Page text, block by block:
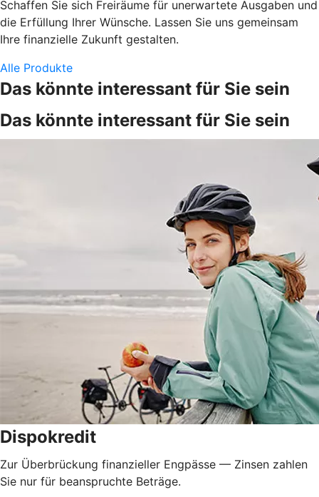
Schaffen Sie sich Freiräume für unerwartete Ausgaben und
die Erfüllung Ihrer Wünsche. Lassen Sie uns gemeinsam
Ihre finanzielle Zukunft gestalten.
Alle Produkte
Das könnte interessant für Sie sein
Das könnte interessant für Sie sein
Dispokredit
Zur Überbrückung finanzieller Engpässe — Zinsen zahlen
Sie nur für beanspruchte Beträge.